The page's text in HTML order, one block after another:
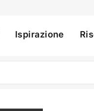
Ispirazione